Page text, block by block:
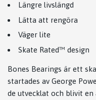
Längre livslängd
Lätta att rengöra
Väger lite
Skate Rated™ design
Bones Bearings är ett
startades av George
de utvecklat och blivit